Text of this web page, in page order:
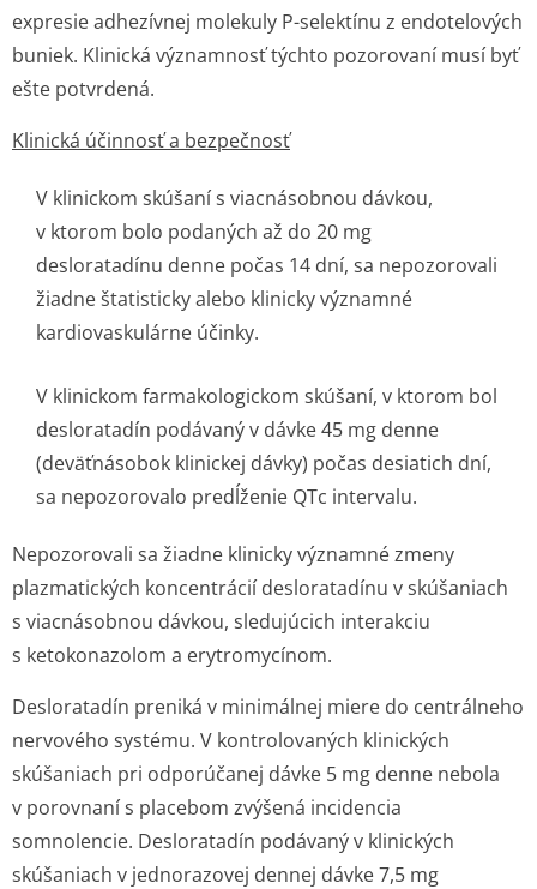
expresie adhezívnej molekuly P-selektínu z endotelových
buniek. Klinická významnosť týchto pozorovaní musí byť
ešte potvrdená.
Klinická účinnosť a bezpečnosť
V klinickom skúšaní s viacnásobnou dávkou,
v ktorom bolo podaných až do 20 mg
desloratadínu denne počas 14 dní, sa nepozorovali
žiadne štatisticky alebo klinicky významné
kardiovaskulárne účinky.
V klinickom farmakologickom skúšaní, v ktorom bol
desloratadín podávaný v dávke 45 mg denne
(deväťnásobok klinickej dávky) počas desiatich dní,
sa nepozorovalo predĺženie QTc intervalu.
Nepozorovali sa žiadne klinicky významné zmeny
plazmatických koncentrácií desloratadínu v skúšaniach
s viacnásobnou dávkou, sledujúcich interakciu
s ketokonazolom a erytromycínom.
Desloratadín preniká v minimálnej miere do centrálneho
nervového systému. V kontrolovaných klinických
skúšaniach pri odporúčanej dávke 5 mg denne nebola
v porovnaní s placebom zvýšená incidencia
somnolencie. Desloratadín podávaný v klinických
skúšaniach v jednorazovej dennej dávke 7,5 mg